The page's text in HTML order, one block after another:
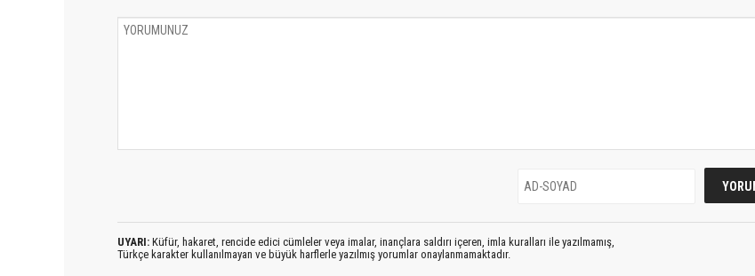
UYARI: Küfür, hakaret, rencide edici cümleler veya imalar, inançlara saldırı içeren, imla kuralları ile yazılmamış,
Türkçe karakter kullanılmayan ve büyük harflerle yazılmış yorumlar onaylanmamaktadır.